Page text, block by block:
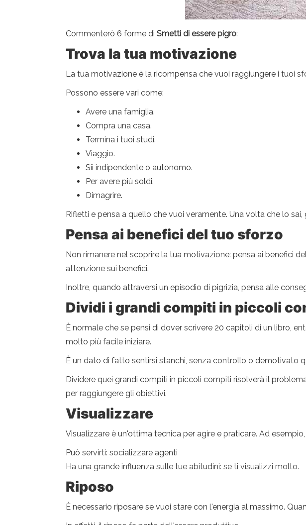
Commenterò 6 forme di Smetti di essere pigro:
Trova la tua motivazione
La tua motivazione è la ricompensa che vuoi raggiungere i tuoi
Possono essere vari come:
Avere una famiglia.
Compra una casa.
Termina i tuoi studi.
Viaggio.
Sii indipendente o autonomo.
Per avere più soldi.
Dimagrire.
Rifletti e pensa a quello che vuoi veramente. Una volta che lo
Pensa ai benefici del tuo sforzo
Non rimanere nel scoprire la tua motivazione: pensa ai benefici
attenzione sui benefici.
Inoltre, quando attraversi un episodio di pigrizia, pensa alle
Dividi i grandi compiti in piccoli
È normale che se pensi di dover scrivere 20 capitoli di un libro,
molto più facile iniziare.
È un dato di fatto sentirsi stanchi, senza controllo o demotivato
Dividere quei grandi compiti in piccoli compiti risolverà il
per raggiungere gli obiettivi.
Visualizzare
Visualizzare è un'ottima tecnica per agire e praticare. Ad
Può servirti: socializzare agenti
Ha una grande influenza sulle tue abitudini: se ti visualizzi molto.
Riposo
È necessario riposare se vuoi stare con l'energia al massimo.